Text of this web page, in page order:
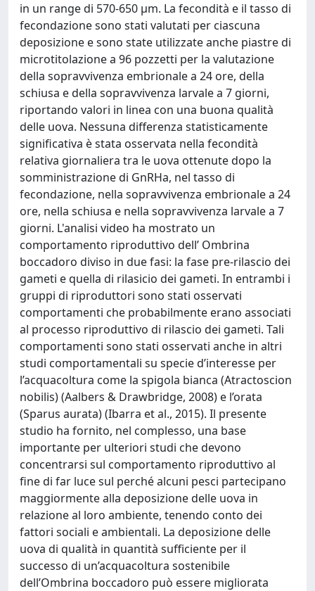
in un range di 570-650 μm. La fecondità e il tasso di
fecondazione sono stati valutati per ciascuna
deposizione e sono state utilizzate anche piastre di
microtitolazione a 96 pozzetti per la valutazione
della sopravvivenza embrionale a 24 ore, della
schiusa e della sopravvivenza larvale a 7 giorni,
riportando valori in linea con una buona qualità
delle uova. Nessuna differenza statisticamente
significativa è stata osservata nella fecondità
relativa giornaliera tra le uova ottenute dopo la
somministrazione di GnRHa, nel tasso di
fecondazione, nella sopravvivenza embrionale a 24
ore, nella schiusa e nella sopravvivenza larvale a 7
giorni. L'analisi video ha mostrato un
comportamento riproduttivo dell’ Ombrina
boccadoro diviso in due fasi: la fase pre-rilascio dei
gameti e quella di rilasicio dei gameti. In entrambi i
gruppi di riproduttori sono stati osservati
comportamenti che probabilmente erano associati
al processo riproduttivo di rilascio dei gameti. Tali
comportamenti sono stati osservati anche in altri
studi comportamentali su specie d’interesse per
l’acquacoltura come la spigola bianca (Atractoscion
nobilis) (Aalbers & Drawbridge, 2008) e l’orata
(Sparus aurata) (Ibarra et al., 2015). Il presente
studio ha fornito, nel complesso, una base
importante per ulteriori studi che devono
concentrarsi sul comportamento riproduttivo al
fine di far luce sul perché alcuni pesci partecipano
maggiormente alla deposizione delle uova in
relazione al loro ambiente, tenendo conto dei
fattori sociali e ambientali. La deposizione delle
uova di qualità in quantità sufficiente per il
successo di un’acquacoltura sostenibile
dell’Ombrina boccadoro può essere migliorata